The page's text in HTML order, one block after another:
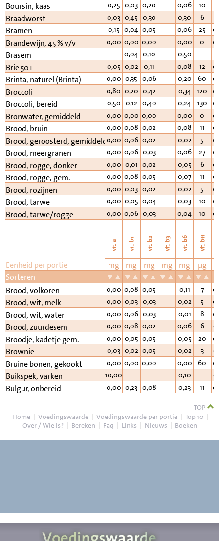
Boursin, kaas 0,25 0,03 0,20 0,06 10
Braadworst 0,03 0,45 0,30 0,30 6
Bramen 0,15 0,04 0,05 0,06 25
Brandewijn, 45 % v/v 0,00 0,00 0,00 0,00 0
Brasem 0,04 0,10 0,50
Brie 50+ 0,05 0,02 0,11 0,08 12
Brinta, naturel (Brinta) 0,00 0,35 0,06 0,20 60
Broccoli 0,80 0,20 0,42 0,34 120
Broccoli, bereid 0,50 0,12 0,40 0,24 130
Bronwater, gemiddeld 0,00 0,00 0,00 0,00 0
Brood, bruin 0,00 0,08 0,02 0,08 11
Brood, geroosterd, gemiddeld0,00 0,06 0,02 0,02 5
Brood, meergranen 0,00 0,06 0,03 0,06 27
Brood, rogge, donker 0,00 0,01 0,02 0,05 6
Brood, rogge, gem. 0,00 0,08 0,05 0,07 11
Brood, rozijnen 0,00 0,03 0,02 0,02 5
Brood, tarwe 0,00 0,05 0,04 0,03 10
Brood, tarwe/rogge 0,00 0,06 0,03 0,04 10
vit. a vit. b1 vit. b2 vit. b3 vit. b6 vit. b11
Eenheid per portie mg mg mg mg mg µg
Sorteren
Brood, volkoren
0,00 0,08 0,05 0,11 7
Brood, wit, melk 0,00 0,03 0,03 0,02 5
Brood, wit, water 0,00 0,06 0,03 0,01 8
Brood, zuurdesem 0,00 0,08 0,02 0,06 6
Broodje, kadetje gem. 0,00 0,05 0,05 0,05 20
Brownie 0,03 0,02 0,05 0,02 3
Bruine bonen, gekookt 0,00 0,00 0,00 0,00 60
Buikspek, varken 10,00 0,10
Bulgur, onbereid 0,00 0,23 0,08 0,23 11
TOP
Home | Voedingswaarde | Voedingswaarde per portie | Top 10 |
Over / Wie is? | Bereken | Faq | Links | Nieuws | Boeken